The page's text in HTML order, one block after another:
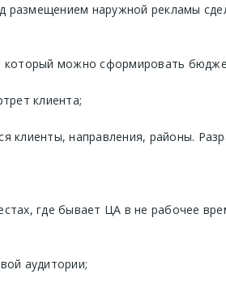
наружной рекламы
можно сформировать
клиента;
направления, районы.
где бывает ЦА в не рабочее
аудитории;